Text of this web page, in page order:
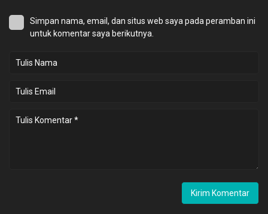
Simpan nama, email, dan situs web saya pada peramban ini
untuk komentar saya berikutnya.